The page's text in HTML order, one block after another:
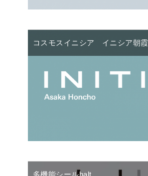
コスモスイニシア イニシア朝
多機能シールhalt